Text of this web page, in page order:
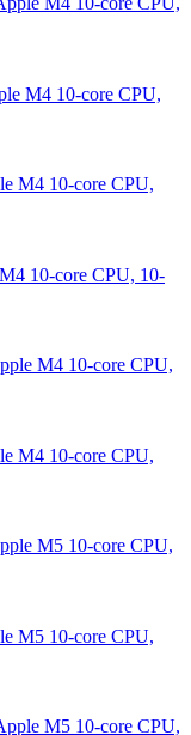
M4 10-core CPU,
10-core CPU, 10-
M4 10-core CPU,
M5 10-core CPU,